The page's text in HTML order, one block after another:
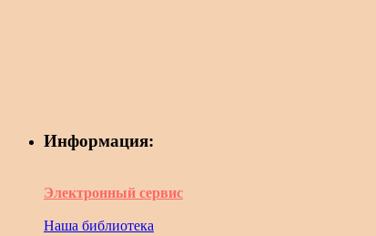
Информация:
Электронный сервис
Наша библиотека